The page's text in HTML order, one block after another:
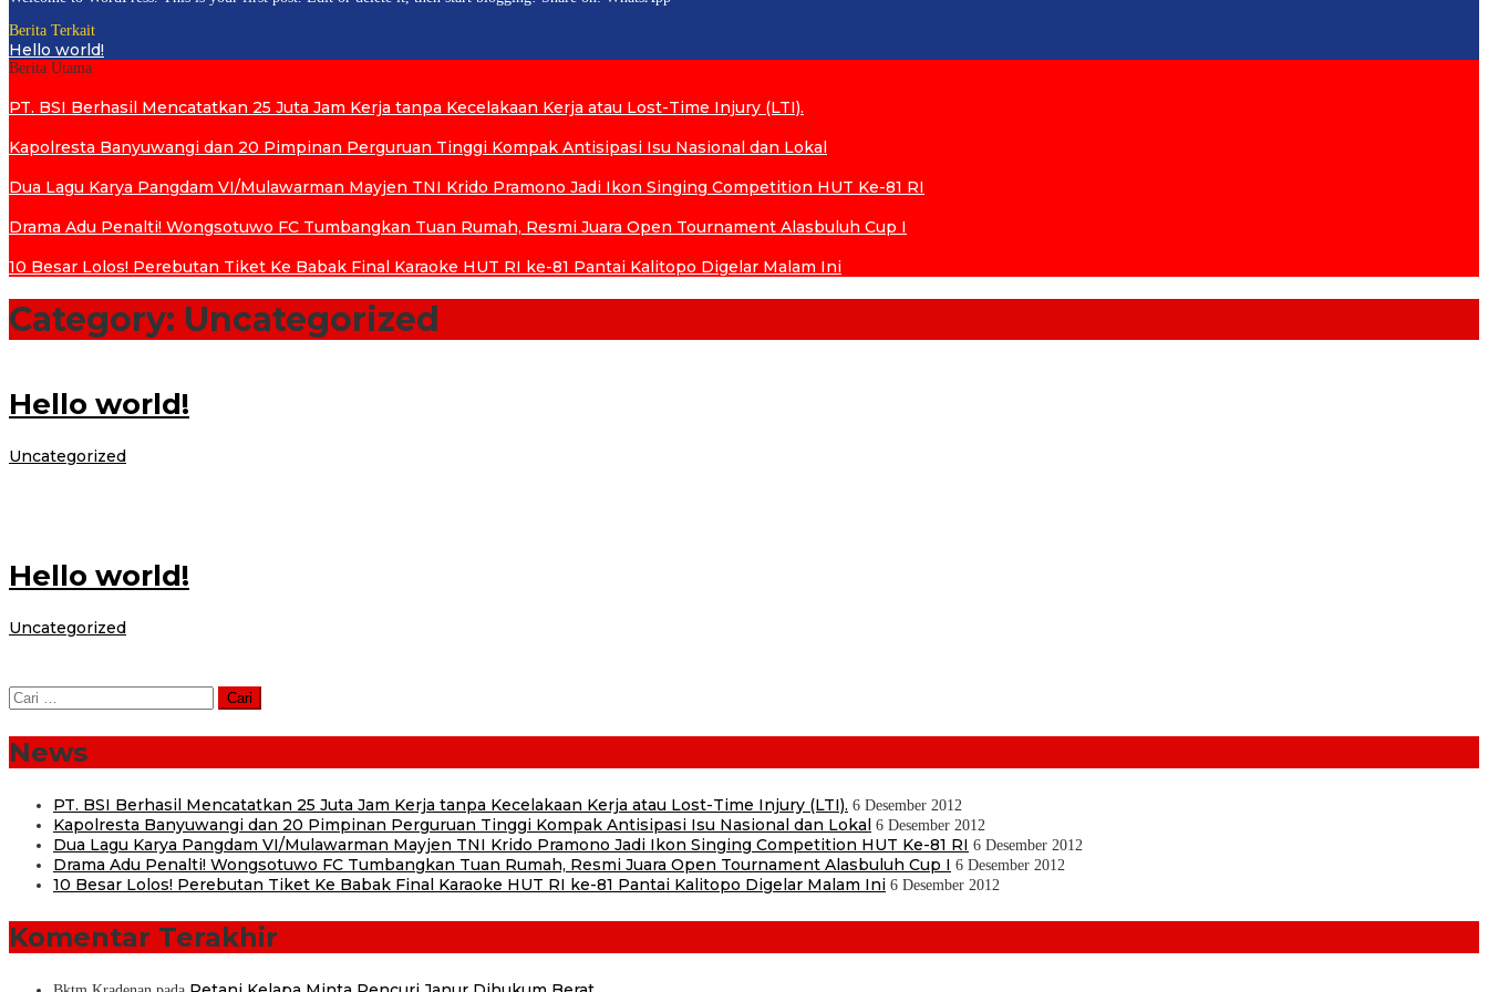
Berita Terkait
Hello world!
Berita Utama
PT. BSI Berhasil Mencatatkan 25 Juta Jam Kerja tanpa Kecelakaan Kerja atau Lost-Time Injury (LTI).
Kapolresta Banyuwangi dan 20 Pimpinan Perguruan Tinggi Kompak Antisipasi Isu Nasional dan Lokal
Dua Lagu Karya Pangdam VI/Mulawarman Mayjen TNI Krido Pramono Jadi Ikon Singing Competition HUT Ke-81 RI
Drama Adu Penalti! Wongsotuwo FC Tumbangkan Tuan Rumah, Resmi Juara Open Tournament Alasbuluh Cup I
10 Besar Lolos! Perebutan Tiket Ke Babak Final Karaoke HUT RI ke-81 Pantai Kalitopo Digelar Malam Ini
Category: Uncategorized
Hello world!
Uncategorized
Hello world!
Uncategorized
Cari
untuk:
News
PT. BSI Berhasil Mencatatkan 25 Juta Jam Kerja tanpa Kecelakaan Kerja atau Lost-Time Injury (LTI). 6 Desember 2012
Kapolresta Banyuwangi dan 20 Pimpinan Perguruan Tinggi Kompak Antisipasi Isu Nasional dan Lokal 6 Desember 2012
Dua Lagu Karya Pangdam VI/Mulawarman Mayjen TNI Krido Pramono Jadi Ikon Singing Competition HUT Ke-81 RI 6 Desember 2012
Drama Adu Penalti! Wongsotuwo FC Tumbangkan Tuan Rumah, Resmi Juara Open Tournament Alasbuluh Cup I 6 Desember 2012
10 Besar Lolos! Perebutan Tiket Ke Babak Final Karaoke HUT RI ke-81 Pantai Kalitopo Digelar Malam Ini 6 Desember 2012
Komentar Terakhir